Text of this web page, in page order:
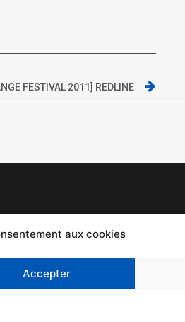
aux cookies
Accepter
FESTIVAL 2011] REDLINE